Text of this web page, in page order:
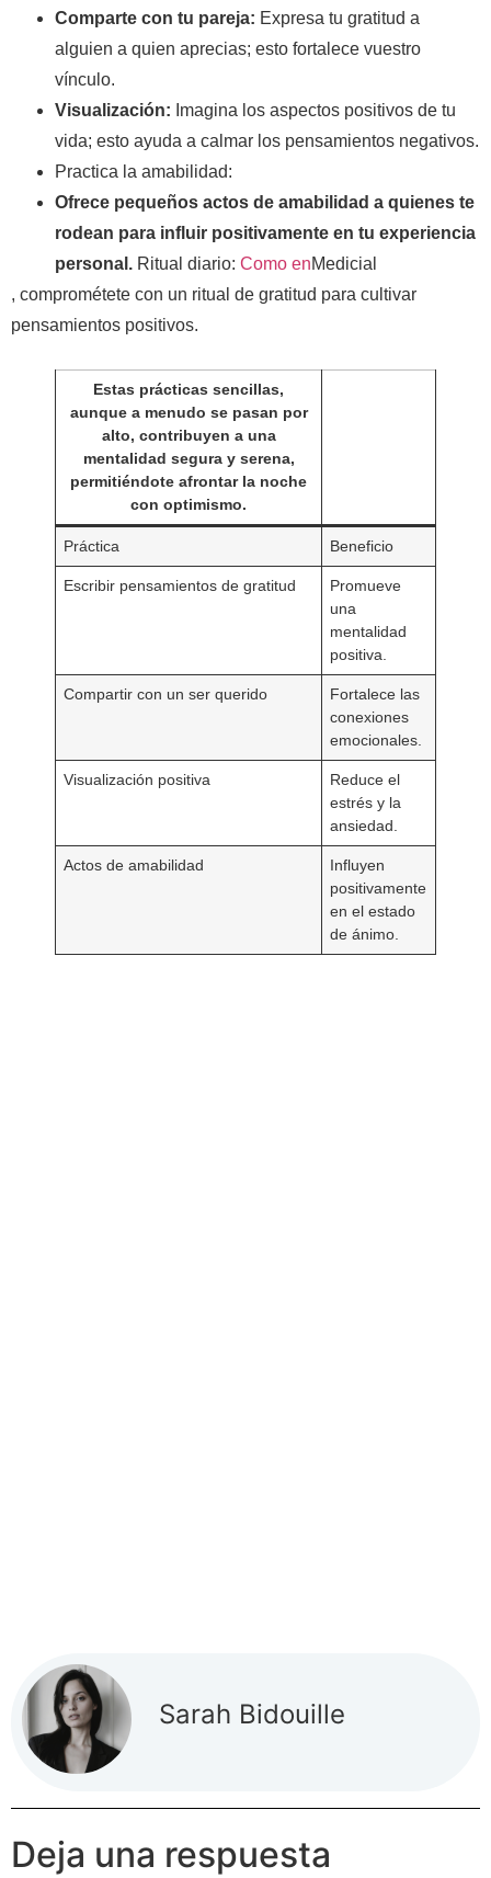
Comparte con tu pareja: Expresa tu gratitud a
alguien a quien aprecias; esto fortalece vuestro
vínculo.
Visualización: Imagina los aspectos positivos de tu
vida; esto ayuda a calmar los pensamientos negativos.
Practica la amabilidad:
Ofrece pequeños actos de amabilidad a quienes te
rodean para influir positivamente en tu experiencia
personal. Ritual diario: Como enMedicial
, comprométete con un ritual de gratitud para cultivar
pensamientos positivos.
Estas prácticas sencillas,
aunque a menudo se pasan por
alto, contribuyen a una
mentalidad segura y serena,
permitiéndote afrontar la noche
con optimismo.
Práctica Beneficio
Escribir pensamientos de gratitud
Promueve
una
mentalidad
positiva.
Compartir con un ser querido
Fortalece las
conexiones
emocionales.
Visualización positiva
Reduce el
estrés y la
ansiedad.
Actos de amabilidad
Influyen
positivamente
en el estado
de ánimo.
Sarah Bidouille
Deja una respuesta